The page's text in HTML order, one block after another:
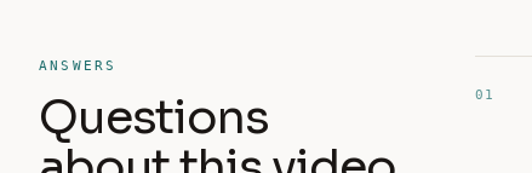
ANSWERS
Questions
01